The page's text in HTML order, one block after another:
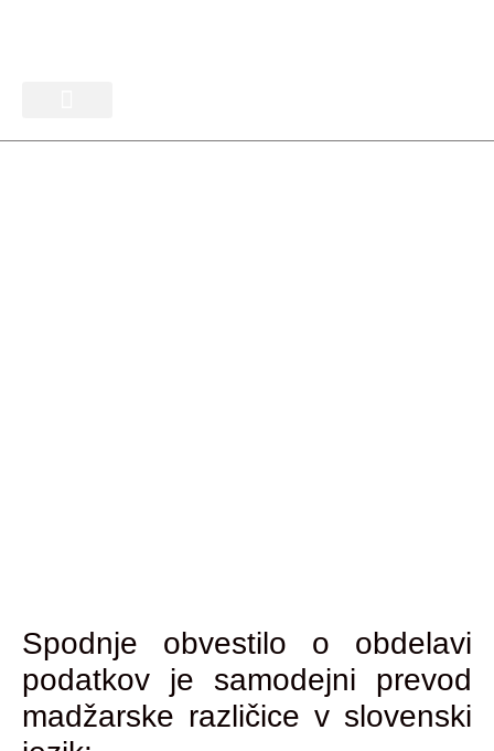
Spodnje obvestilo o obdelavi
podatkov je samodejni prevod
madžarske različice v slovenski